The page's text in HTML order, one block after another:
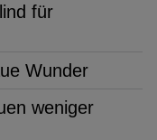
für
Wunder
weniger